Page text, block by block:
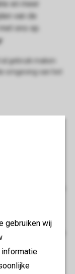
gebruiken wij
gebruik maken
omgeving van het
van harte
kiezen je
Mijn Roompot-
de eindcontrole
wordt je